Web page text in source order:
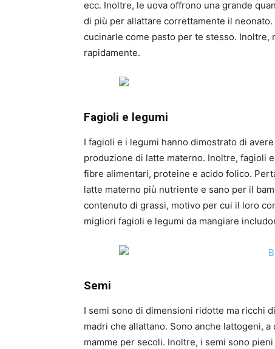
ecc. Inoltre, le uova offrono una grande
di più per allattare correttamente il
cucinarle come pasto per te stesso.
rapidamente.
Fagioli e legumi
I fagioli e i legumi hanno dimostrato di
produzione di latte materno. Inoltre, fagioli
fibre alimentari, proteine ​​e acido folico.
latte materno più nutriente e sano per il
contenuto di grassi, motivo per cui il loro
migliori fagioli e legumi da mangiare
Semi
I semi sono di dimensioni ridotte ma ricchi
madri che allattano. Sono anche lattogeni,
mamme per secoli. Inoltre, i semi sono